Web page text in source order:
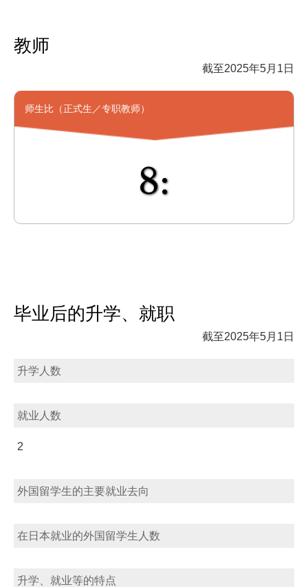
教师
截至2025年5月1日
师生比（正式生／专职教师）
8:
毕业后的升学、就职
截至2025年5月1日
升学人数
就业人数
2
外国留学生的主要就业去向
在日本就业的外国留学生人数
升学、就业等的特点